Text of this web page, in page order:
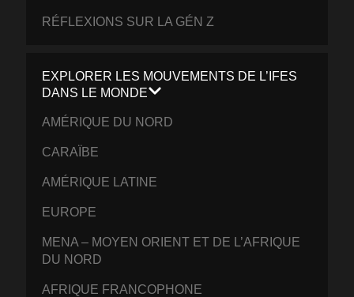
RÉFLEXIONS SUR LA GÉN Z
EXPLORER LES MOUVEMENTS DE L’IFES
DANS LE MONDE
AMÉRIQUE DU NORD
CARAÏBE
AMÉRIQUE LATINE
EUROPE
MENA – MOYEN ORIENT ET DE L’AFRIQUE
DU NORD
AFRIQUE FRANCOPHONE